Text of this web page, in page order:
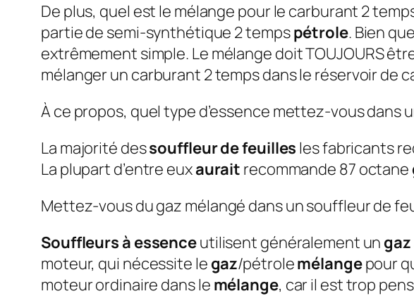
De plus, quel est le mélange pour le carburant 2
partie de semi-synthétique 2 tempspétrole. Bien
extrêmement simple. Le mélange doit TOUJOURS
mélanger un carburant 2 temps dans le réservoir de
À ce propos, quel type d’essence mettez-vous dans
La majorité dessouffleur de feuilles les fabricants
La plupart d’entre euxaurait recommande 87 octane
Mettez-vous du gaz mélangé dans un souffleur de
Souffleurs à essenceutilisent généralement un gaz
moteur, qui nécessite le gaz/pétrolemélangepour
moteur ordinaire dans le mélange, car il est trop